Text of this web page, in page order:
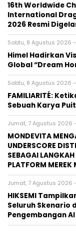
16th Worldwide
International
2026 Resmi
Sabtu, 8 Agustus 2026 -
Himel Hadirkan
Global “Dream
Sabtu, 8 Agustus 2026 -
FAMILIARITÉ:
Sebuah Karya
Jumat, 7 Agustus 2026
MONDEVITA
UNDERSCORE
SEBAGAI
PLATFORM MEREK
Jumat, 7 Agustus 2026 -
HIKSEMI
Seluruh Skenario
Pengembangan